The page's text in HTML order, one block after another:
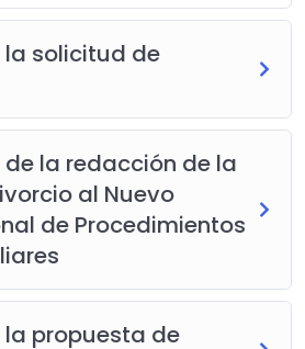
la solicitud de
la redacción de la
al Nuevo
de Procedimientos
la propuesta de